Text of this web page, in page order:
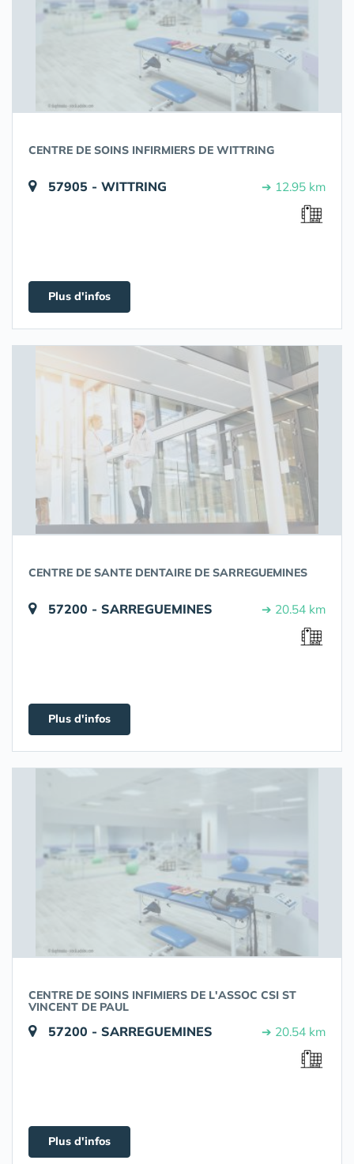
CENTRE DE SOINS INFIRMIERS DE WITTRING
57905 - WITTRING ➔ 12.95 km
Plus d'infos
CENTRE DE SANTE DENTAIRE DE SARREGUEMINES
57200 - SARREGUEMINES ➔ 20.54 km
Plus d'infos
CENTRE DE SOINS INFIMIERS DE L'ASSOC CSI ST
VINCENT DE PAUL
57200 - SARREGUEMINES ➔ 20.54 km
Plus d'infos